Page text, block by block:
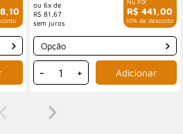
R$ 441,00
com 10% de desconto
6x de
R$ 81,67
Opção
- +